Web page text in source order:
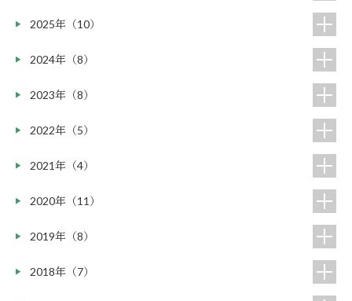
2025年（10）
2024年（8）
2023年（8）
2022年（5）
2021年（4）
2020年（11）
2019年（8）
2018年（7）